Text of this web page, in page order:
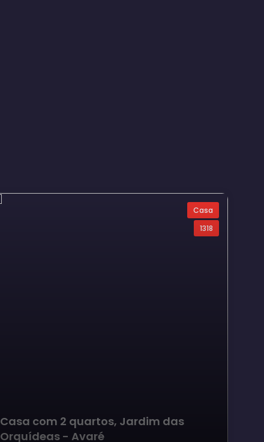
Casa
1318
Casa com 2 quartos, Jardim das
Orquídeas - Avaré